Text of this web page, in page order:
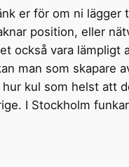
er för om ni
position, eller
också vara
man som skapare
kul som helst att
I Stockholm